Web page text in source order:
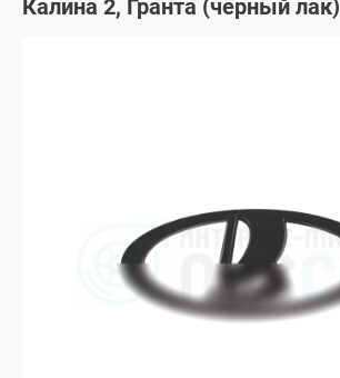
Калина 2, Гранта (черный лак)